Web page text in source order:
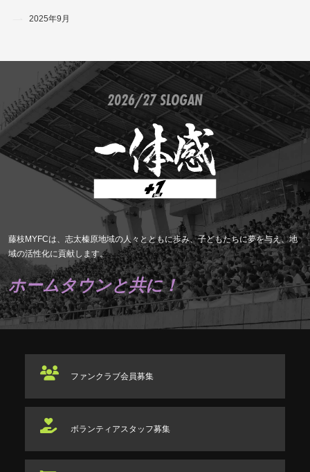
2025年9月
2026/27 SLOGAN
藤枝MYFCは、志太榛原地域の人々とともに歩み、子どもたちに夢を与え、地
域の活性化に貢献します。
ホームタウンと共に！
ファンクラブ会員募集
ボランティアスタッフ募集